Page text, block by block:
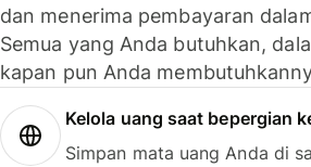
dan menerima pembayaran
Semua yang Anda butuhkan,
kapan pun Anda
Kelola uang saat bepergian
Simpan mata uang Anda di